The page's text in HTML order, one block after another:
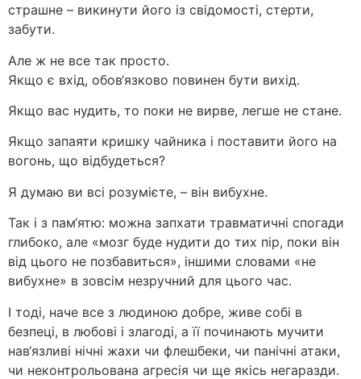
страшне – викинути його із свідомості, стерти,
забути.
Але ж не все так просто.
Якщо є вхід, обов‘язково повинен бути вихід.
Якщо вас нудить, то поки не вирве, легше не стане.
Якщо запаяти кришку чайника і поставити його на
вогонь, що відбудеться?
Я думаю ви всі розумієте, – він вибухне.
Так і з пам‘ятю: можна запхати травматичні спогади
глибоко, але «мозг буде нудити до тих пір, поки він
від цього не позбавиться», іншими словами «не
вибухне» в зовсім незручний для цього час.
І тоді, наче все з людиною добре, живе собі в
безпеці, в любові і злагоді, а її починають мучити
нав‘язливі нічні жахи чи флешбеки, чи панічні атаки,
чи неконтрольована агресія чи ще якісь негаразди.